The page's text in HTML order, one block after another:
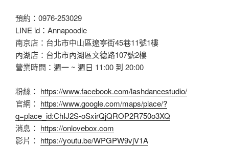
預約：0976-253029
LINE id：Annapoodle
南京店：台北市中山區遼寧街45巷11號1樓
內湖店：台北市內湖區文德路107號2樓
營業時間：週一 ~ 週日 11:00 到 20:00
粉絲： https://www.facebook.com/lashdancestudio/
官網： https://www.google.com/maps/place/?
q=place_id:ChIJ2S-oSxirQjQROP2R750o3XQ
消息： https://onlovebox.com
影片： https://youtu.be/WPGPW9vjV1A